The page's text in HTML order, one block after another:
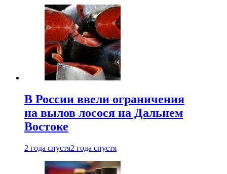
В России ввели ограничения
на вылов лосося на Дальнем
Востоке
2 года спустя2 года спустя